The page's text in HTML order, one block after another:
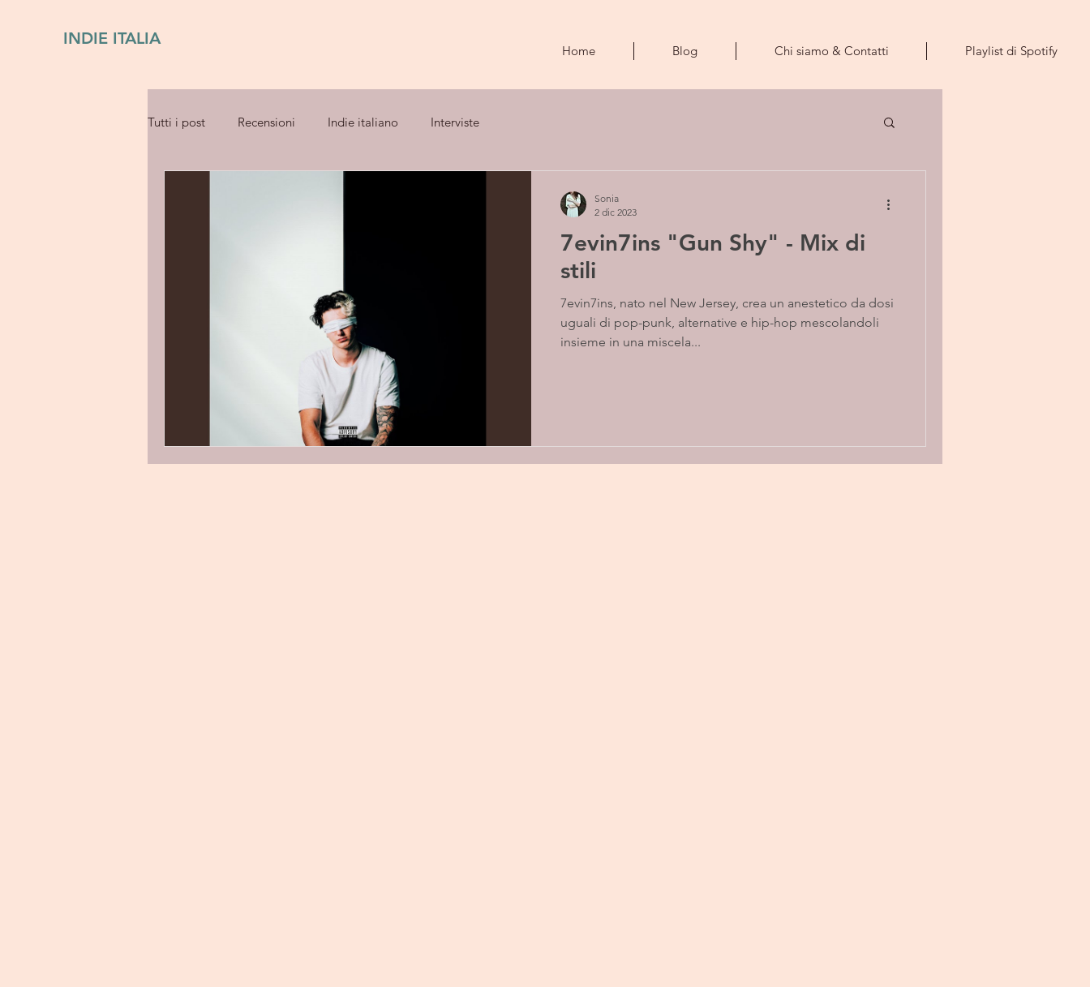
INDIE ITALIA
Home Blog Chi siamo & Contatti Playlist di Spotify
Tutti i post Recensioni Indie italiano Interviste
7evin7ins "Gun Shy" - Mix di
stili
7evin7ins, nato nel New Jersey, crea un anestetico da dosi
uguali di pop-punk, alternative e hip-hop mescolandoli
insieme in una miscela...
Sonia
2 dic 2023